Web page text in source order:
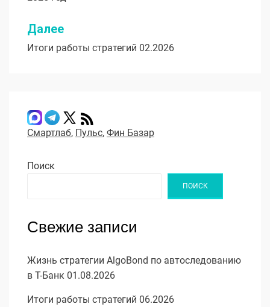
записям
Далее
Итоги работы стратегий 02.2026
Смартлаб, Пульс, Фин Базар
Поиск
ПОИСК
Свежие записи
Жизнь стратегии AlgoBond по автоследованию
в Т-Банк 01.08.2026
Итоги работы стратегий 06.2026